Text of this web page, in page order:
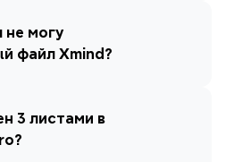
не могу
файл Xmind?
3 листами в